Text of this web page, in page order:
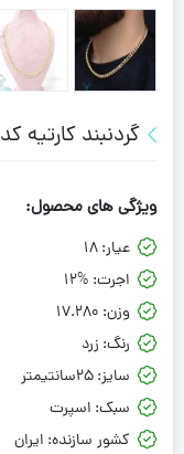
گردنبند کارتیه کد6
ویژگی های محصول:
عیار:18
اجرت: 12%
وزن: 17.280
رنگ: زرد
سایز:25سانتیمتر
سبک: اسپرت
کشور سازنده: ایران